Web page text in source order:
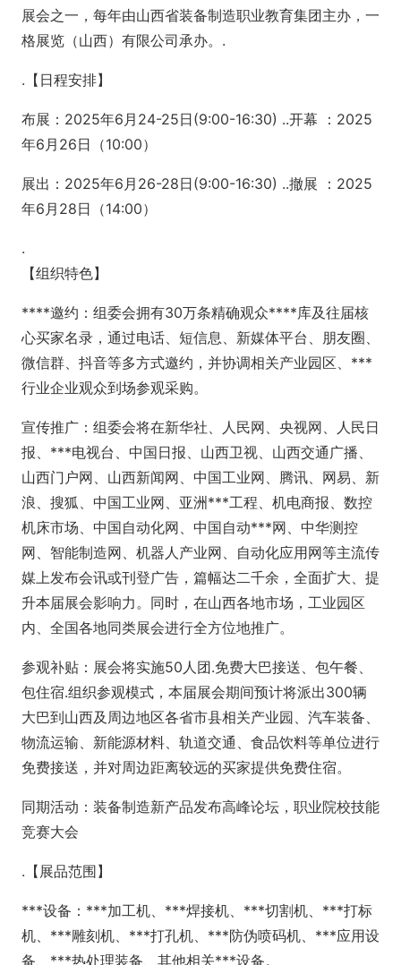
展会之一，每年由山西省装备制造职业教育集团主办，一
格展览（山西）有限公司承办。.
.【日程安排】
布展：2025年6月24-25日(9:00-16:30) ..开幕 ：2025
年6月26日（10:00）
展出：2025年6月26-28日(9:00-16:30) ..撤展 ：2025
年6月28日（14:00）
.
【组织特色】
****邀约：组委会拥有30万条精确观众****库及往届核
心买家名录，通过电话、短信息、新媒体平台、朋友圈、
微信群、抖音等多方式邀约，并协调相关产业园区、***
行业企业观众到场参观采购。
宣传推广：组委会将在新华社、人民网、央视网、人民日
报、***电视台、中国日报、山西卫视、山西交通广播、
山西门户网、山西新闻网、中国工业网、腾讯、网易、新
浪、搜狐、中国工业网、亚洲***工程、机电商报、数控
机床市场、中国自动化网、中国自动***网、中华测控
网、智能制造网、机器人产业网、自动化应用网等主流传
媒上发布会讯或刊登广告，篇幅达二千余，全面扩大、提
升本届展会影响力。同时，在山西各地市场，工业园区
内、全国各地同类展会进行全方位地推广。
参观补贴：展会将实施50人团.免费大巴接送、包午餐、
包住宿.组织参观模式，本届展会期间预计将派出300辆
大巴到山西及周边地区各省市县相关产业园、汽车装备、
物流运输、新能源材料、轨道交通、食品饮料等单位进行
免费接送，并对周边距离较远的买家提供免费住宿。
同期活动：装备制造新产品发布高峰论坛，职业院校技能
竞赛大会
.【展品范围】
***设备：***加工机、***焊接机、***切割机、***打标
机、***雕刻机、***打孔机、***防伪喷码机、***应用设
备、***热处理装备、其他相关***设备。